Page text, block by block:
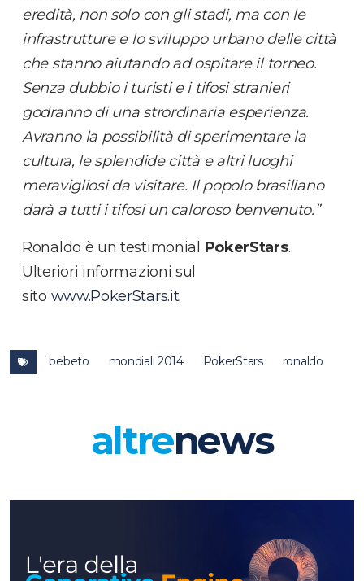
eredità, non solo con gli stadi, ma con le
infrastrutture e lo sviluppo urbano delle città
che stanno aiutando ad ospitare il torneo.
Senza dubbio i turisti e i tifosi stranieri
godranno di una strordinaria esperienza.
Avranno la possibilità di sperimentare la
cultura, le splendide città e altri luoghi
meravigliosi da visitare. Il popolo brasiliano
darà a tutti i tifosi un caloroso benvenuto.”
Ronaldo è un testimonial PokerStars.
Ulteriori informazioni sul
sito www.PokerStars.it.
bebeto mondiali 2014 PokerStars ronaldo
altrenews